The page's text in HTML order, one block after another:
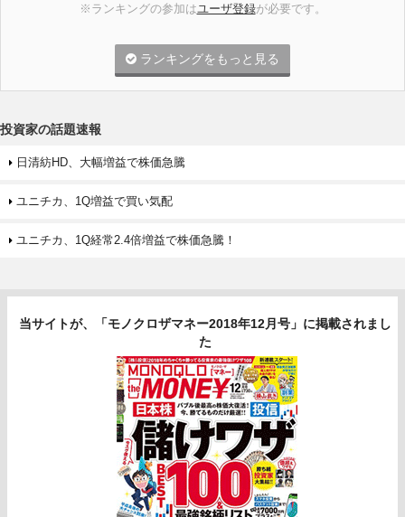
※ランキングの参加はユーザ登録が必要です。
ランキングをもっと見る
投資家の話題速報
日清紡HD、大幅増益で株価急騰
ユニチカ、1Q増益で買い気配
ユニチカ、1Q経常2.4倍増益で株価急騰！
当サイトが、「モノクロザマネー2018年12月号」に掲載されまし
た